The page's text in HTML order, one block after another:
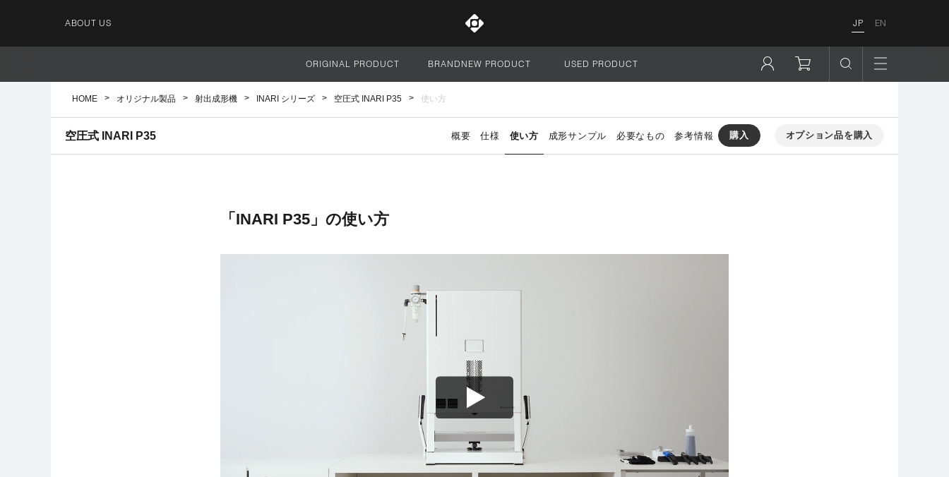
ABOUT US JP EN
サイト全体
ORIGINAL PRODUCT BRANDNEW PRODUCT USED PRODUCT
HOME オリジナル製品 射出成形機 INARI シリーズ 空圧式 INARI P35 使い方
空圧式 INARI P35 概要 仕様 使い方 成形サンプル 必要なもの 参考情報 購入 オプション品を購入
「INARI P35」の使い方